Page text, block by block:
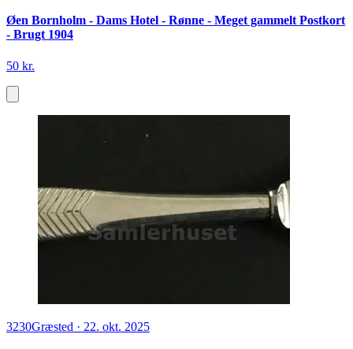
Øen Bornholm - Dams Hotel - Rønne - Meget gammelt Postkort
- Brugt 1904
50 kr.
3230Græsted · 22. okt. 2025